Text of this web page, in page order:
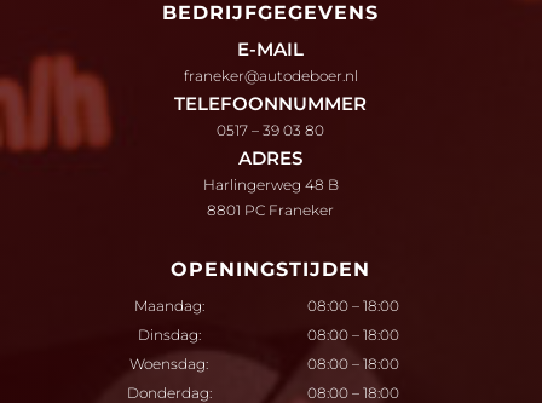
BEDRIJFGEGEVENS
E-MAIL
franeker@autodeboer.nl
TELEFOONNUMMER
0517 – 39 03 80
ADRES
Harlingerweg 48 B
8801 PC Franeker
OPENINGSTIJDEN
Maandag:
08:00 – 18:00
Dinsdag:
08:00 – 18:00
Woensdag:
08:00 – 18:00
Donderdag:
08:00 – 18:00